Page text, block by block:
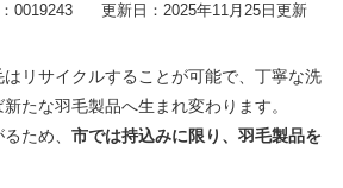
0019243 更新日：2025年11月25日更新
リサイクルすることが可能で、丁寧な洗
たな羽毛製品へ生まれ変わります。
ため、 市では持込みに限り、羽毛製品を